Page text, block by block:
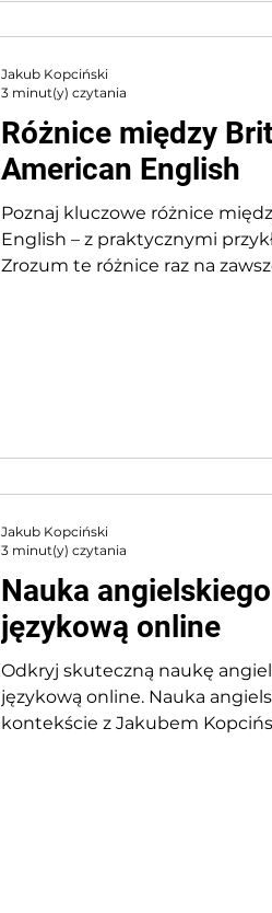
Różnice między
American English
Poznaj kluczowe różnice
English – z praktycznymi
Zrozum te różnice raz na
Jakub Kopciński
3 minut(y) czytania
Nauka
językową online
Odkryj skuteczną naukę
językową online. Nauka
kontekście z Jakubem
Jakub Kopciński
3 minut(y) czytania